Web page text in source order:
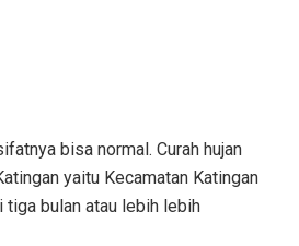
bisa normal. Curah hujan
yaitu Kecamatan Katingan
tiga bulan atau lebih lebih